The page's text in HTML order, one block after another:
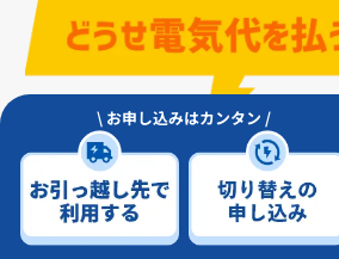
\ お申し込みはカンタン /